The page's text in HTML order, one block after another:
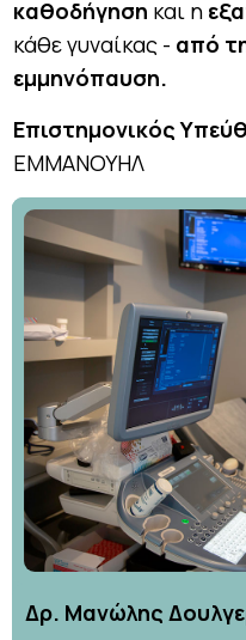
καθοδήγηση και η
κάθε γυναίκας - από
εμμηνόπαυση.
Επιστημονικός
ΕΜΜΑΝΟΥΗΛ
Δρ. Μανώλης